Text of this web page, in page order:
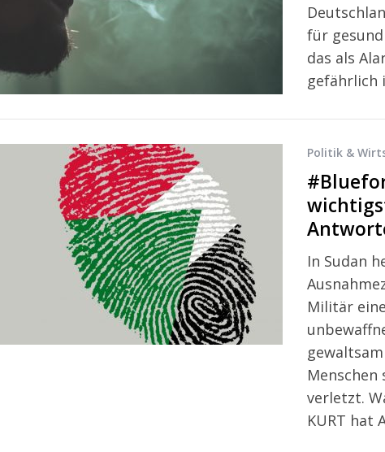
für
das als
gefährlich
Politik &
In Sudan
Militär
verletzt.
KURT hat